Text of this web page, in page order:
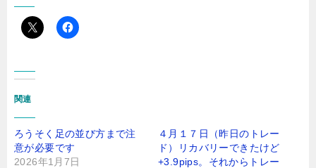
関連
ろうそく足の並び方まで注
意が必要です
2026年1月7日
４月１７日（昨日のトレー
ド）リカバリーできたけど
+3.9pips。それからトレー